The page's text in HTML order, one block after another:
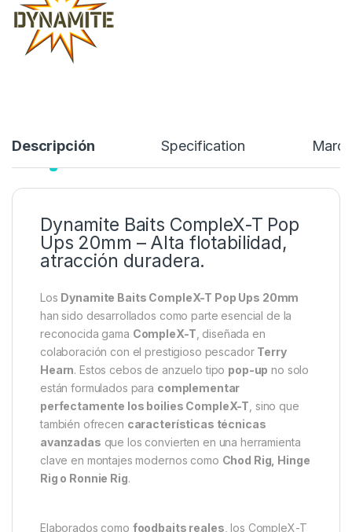
10,80€
Descripción Specification
Dynamite Baits CompleX-T Pop
Ups 20mm – Alta flotabilidad,
atracción duradera.
Los
Dynamite Baits CompleX-T Pop Ups 20mm
reconocida gama CompleX-T, diseñada en